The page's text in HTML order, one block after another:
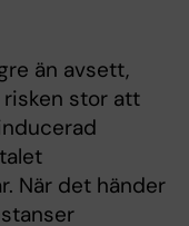
än avsett,
risken stor att
När det händer